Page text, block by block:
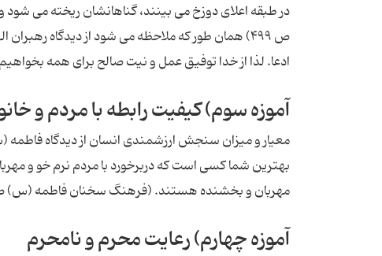
در طبقه اعلای دوزخ می بینند، گناهانشان ریخته می
ص ۴۹۹) همان طور که ملاحظه می شود از دیدگاه
ادعا. لذا از خدا توفیق عمل و نیت صالح برای همه
آموزه سوم) کیفیت رابطه با مردم و
معیار و میزان سنجش ارزشمندی انسان از دیدگاه فاطمه
بهترین شما کسی است که دربرخورد با مردم نرم خو و
مهربان و بخشنده هستند. (فرهنگ سخنان فاطمه (س) ص
آموزه چهارم) رعایت محرم و نامحرم